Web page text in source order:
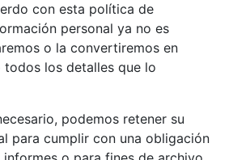
con esta política de
personal ya no es
o la convertiremos en
todos los detalles que lo
podemos retener su
para cumplir con una obligación